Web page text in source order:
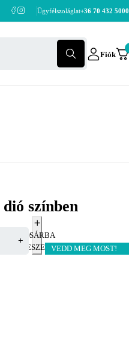
Ügyfélszoláglat+36 70 432 5000
Fiók
színben
KOSÁRBA
TESZEMVEDD MEG MOST!